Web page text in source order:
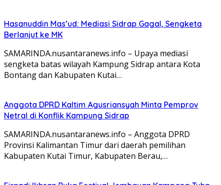
Hasanuddin Mas’ud: Mediasi Sidrap Gagal, Sengketa
Berlanjut ke MK
SAMARINDA.nusantaranews.info – Upaya mediasi
sengketa batas wilayah Kampung Sidrap antara Kota
Bontang dan Kabupaten Kutai…
Anggota DPRD Kaltim Agusriansyah Minta Pemprov
Netral di Konflik Kampung Sidrap
SAMARINDA.nusantaranews.info – Anggota DPRD
Provinsi Kalimantan Timur dari daerah pemilihan
Kabupaten Kutai Timur, Kabupaten Berau,…